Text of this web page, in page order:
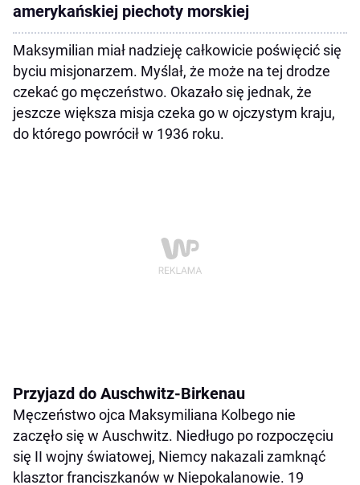
amerykańskiej piechoty morskiej
Maksymilian miał nadzieję całkowicie poświęcić się
byciu misjonarzem. Myślał, że może na tej drodze
czekać go męczeństwo. Okazało się jednak, że
jeszcze większa misja czeka go w ojczystym kraju,
do którego powrócił w 1936 roku.
Przyjazd do Auschwitz-Birkenau
Męczeństwo ojca Maksymiliana Kolbego nie
zaczęło się w Auschwitz. Niedługo po rozpoczęciu
się II wojny światowej, Niemcy nakazali zamknąć
klasztor franciszkanów w Niepokalanowie. 19